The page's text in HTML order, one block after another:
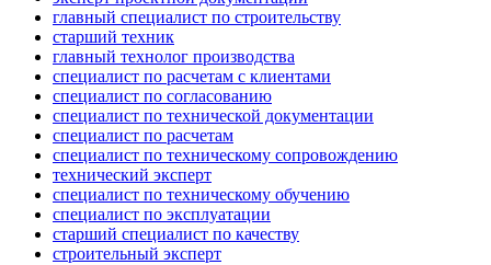
главный специалист по строительству
старший техник
главный технолог производства
специалист по расчетам с клиентами
специалист по согласованию
специалист по технической документации
специалист по расчетам
специалист по техническому сопровождению
технический эксперт
специалист по техническому обучению
специалист по эксплуатации
старший специалист по качеству
строительный эксперт